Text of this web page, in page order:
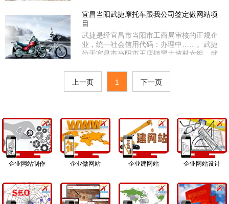
案例比经济型多了些功能，如动漫广告图
片、在线客服QQ/MSN等聊天工具、顶部侧
部二级分类导航、走马灯等功能。
宜昌当阳武捷摩托车跟我公司签定做网站项
目
武捷是经宜昌市当阳市工商局审核的正规企
业，统一社会信用代码：办理中……。武捷
位于宜昌市当阳市王店镇黑土坡村六组。武
比较简单的程序，广告单图(无动漫)，页面
较简单，适合小微企业产品展示型网站。
上一页 1 下一页
企业网站制作 企业做网站 企业建网站 企业网站设计